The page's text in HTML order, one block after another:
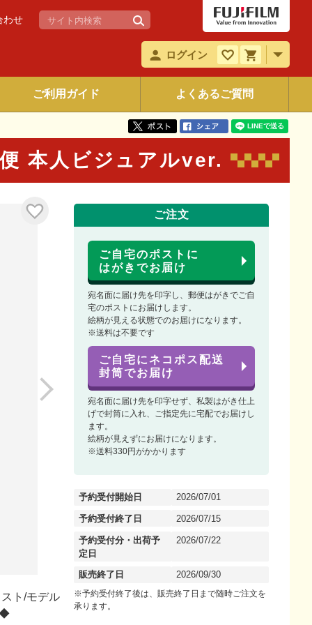
わせ
ログイン
ご利用ガイド よくあるご質問
本人ビジュアルver.
ト/モデル
◆
ご注文
ご自宅のポストに
はがきでお届け
宛名面に届け先を印字し、郵便はがきでご自
宅のポストにお届けします。
絵柄が見える状態でのお届けになります。
※送料は不要です
ご自宅にネコポス配送
封筒でお届け
宛名面に届け先を印字せず、私製はがき仕上
げで封筒に入れ、ご指定先に宅配でお届けし
ます。
絵柄が見えずにお届けになります。
※送料330円がかかります
予約受付開始日 2026/07/01
予約受付終了日 2026/07/15
予約受付分・出荷予
定日
2026/07/22
販売終了日 2026/09/30
※予約受付終了後は、販売終了日まで随時ご注文を
承ります。